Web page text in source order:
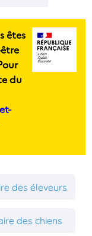
êtes
du
des éleveurs
des chiens